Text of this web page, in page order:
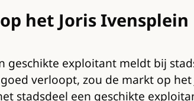
het Joris Ivensplein
geschikte exploitant meldt bij
verloopt, zou de markt op
stadsdeel een geschikte